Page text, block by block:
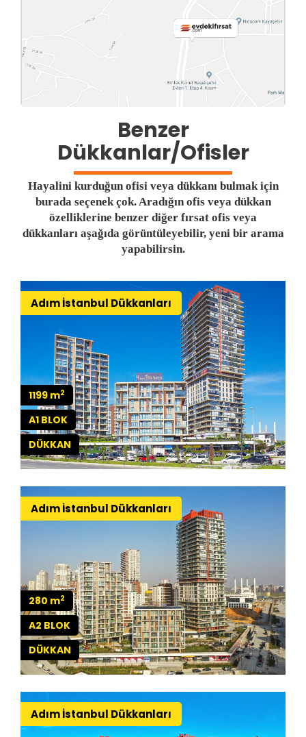
Benzer
Dükkanlar/Ofisler
Hayalini kurduğun ofisi veya dükkanı bulmak için
burada seçenek çok. Aradığın ofis veya dükkan
özelliklerine benzer diğer fırsat ofis veya
dükkanları aşağıda görüntüleyebilir, yeni bir arama
yapabilirsin.
Adım İstanbul Dükkanları
1199 m2
A1 BLOK
DÜKKAN
Adım İstanbul Dükkanları
280 m2
A2 BLOK
DÜKKAN
Adım İstanbul Dükkanları